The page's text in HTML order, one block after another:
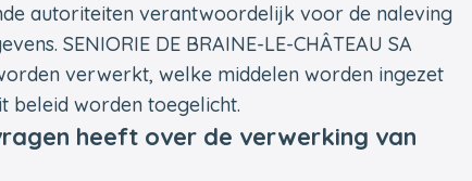
autoriteiten verantwoordelijk voor de naleving
SENIORIE DE BRAINE-LE-CHÂTEAU SA
verwerkt, welke middelen worden ingezet
beleid worden toegelicht.
heeft over de verwerking van